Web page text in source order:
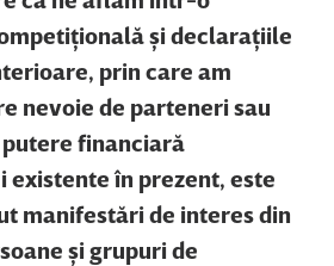
şi declaraţiile
prin care am
nevoie de parteneri sau
financiară
existente în prezent, este
manifestări de interes din
şi grupuri de